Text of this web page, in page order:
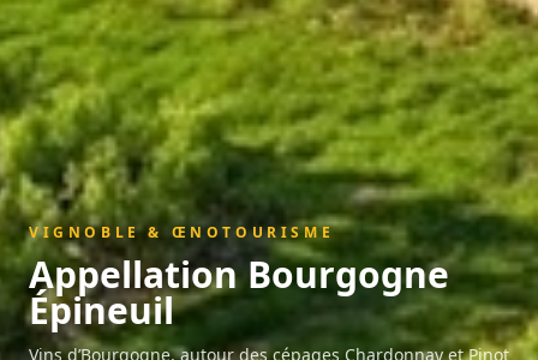
VIGNOBLE & ŒNOTOURISME
AppellationBourgogne
Épineuil
Vins d’Bourgogne, autour des cépages Chardonnay et Pinot